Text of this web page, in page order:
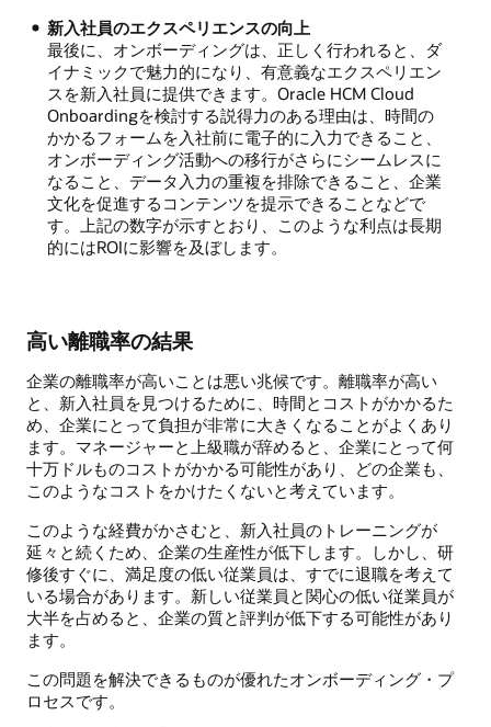
新入社員のエクスペリエンスの向上
最後に、オンボーディングは、正しく行われると、ダ
イナミックで魅力的になり、有意義なエクスペリエン
スを新入社員に提供できます。Oracle HCM Cloud
Onboardingを検討する説得力のある理由は、時間の
かかるフォームを入社前に電子的に入力できること、
オンボーディング活動への移行がさらにシームレスに
なること、データ入力の重複を排除できること、企業
文化を促進するコンテンツを提示できることなどで
す。上記の数字が示すとおり、このような利点は長期
的にはROIに影響を及ぼします。
高い離職率の結果
企業の離職率が高いことは悪い兆候です。離職率が高い
と、新入社員を見つけるために、時間とコストがかかるた
め、企業にとって負担が非常に大きくなることがよくあり
ます。マネージャーと上級職が辞めると、企業にとって何
十万ドルものコストがかかる可能性があり、どの企業も、
このようなコストをかけたくないと考えています。
このような経費がかさむと、新入社員のトレーニングが
延々と続くため、企業の生産性が低下します。しかし、研
修後すぐに、満足度の低い従業員は、すでに退職を考えて
いる場合があります。新しい従業員と関心の低い従業員が
大半を占めると、企業の質と評判が低下する可能性があり
ます。
この問題を解決できるものが優れたオンボーディング・プ
ロセスです。